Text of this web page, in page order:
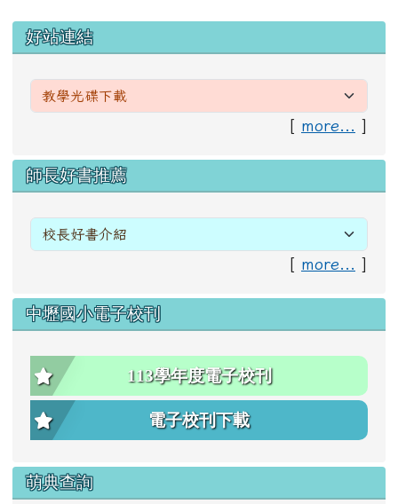
左邊區域內容
好站連結
[ more... ]
右邊區域內容
師長好書推薦
[ more... ]
中壢國小電子校刊
113學年度電子校刊
電子校刊下載
萌典查詢